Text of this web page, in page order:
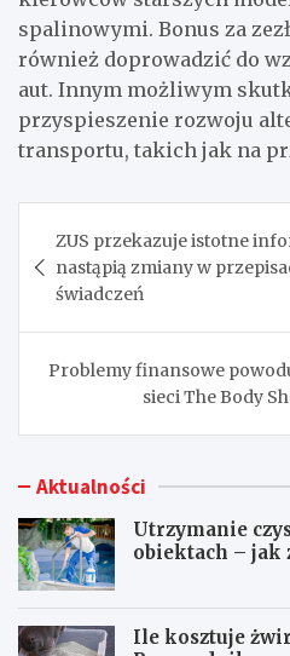
spalinowymi. Bonus za
również doprowadzić do
aut. Innym możliwym
przyspieszenie rozwoju
transportu, takich jak na
wpisu
ZUS przekazuje istotne
nastąpią zmiany w
świadczeń
Problemy finansowe
sieci The Body
Aktualności
Utrzymanie
obiektach – jak
Ile kosztuje